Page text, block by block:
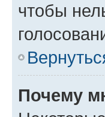
чтобы
Почему